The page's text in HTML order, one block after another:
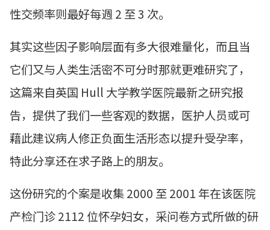
性交频率则最好每週 2 至 3 次。
其实这些因子影响层面有多大很难量化，而且当
它们又与人类生活密不可分时那就更难研究了，
这篇来自英国 Hull 大学教学医院最新之研究报
告，提供了我们一些客观的数据，医护人员或可
藉此建议病人修正负面生活形态以提升受孕率，
特此分享还在求子路上的朋友。
这份研究的个案是收集 2000 至 2001 年在该医院
产检门诊 2112 位怀孕妇女，采问卷方式所做的研